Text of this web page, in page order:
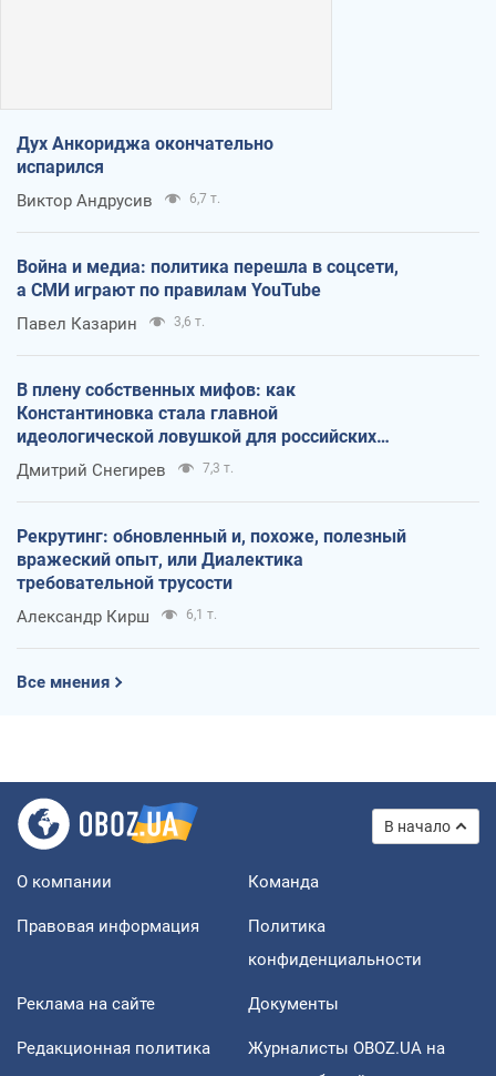
Дух Анкориджа окончательно
испарился
Виктор Андрусив 6,7 т.
Война и медиа: политика перешла в соцсети,
а СМИ играют по правилам YouTube
Павел Казарин 3,6 т.
В плену собственных мифов: как
Константиновка стала главной
идеологической ловушкой для российских
оккупантов
Дмитрий Снегирев 7,3 т.
Рекрутинг: обновленный и, похоже, полезный
вражеский опыт, или Диалектика
требовательной трусости
Александр Кирш 6,1 т.
Все мнения
В начало
О компании Команда
Правовая информация
Политика
конфиденциальности
Реклама на сайте Документы
Редакционная политика
Журналисты OBOZ.UA на